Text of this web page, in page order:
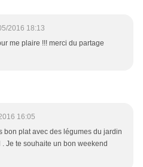
2016 18:13
me plaire !!! merci du partage
16:05
bon plat avec des légumes du jardin
Je te souhaite un bon weekend